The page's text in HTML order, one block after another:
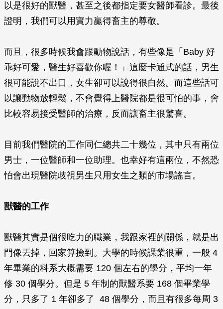
以是很好的獸醫，甚至之後都指定要女醫師看診。最後
證明，我們可以用實力贏得畜主的尊敬。
而且，很多時候我會跟動物說話，有些像是「Baby 好
乖好可愛，醫生好喜歡你喔！」這麼卡通式的話，男生
很可能說不出口，女生卻可以說得很自然。而這些話可
以讓動物放輕鬆，不會覺得上醫院都是很可怕的事，會
比較容易接受醫師的治療，反而讓畜主很驚喜。
目前我們醫院的工作同仁總共二十幾位，其中只有兩位
男士，一位醫師和一位助理。也幸好有這兩位，不然恐
怕會出現醫院歧視男生只用女生之類的市場謠言。
獸醫的工作
獸醫其實是個很吃力的職業，我跟家裡的關係，就是出
門像丟掉，回家算撿到。大學的時候課業很重，一般 4
年畢業的科系大概需要 120 個左右的學分，平均一年
修 30 個學分。但是 5 年制的獸醫系要 168 個畢業學
分，只多了 1 年卻多了 48 個學分，而且有很多每周 3